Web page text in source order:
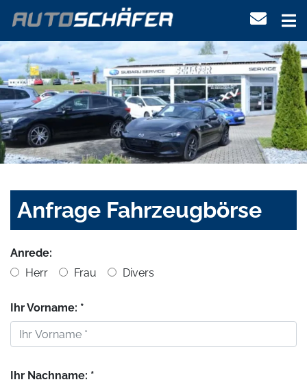
Anfrage Fahrzeugbörse
Anrede:
Herr
Frau Divers
Ihr Vorname: *
Ihr Nachname: *